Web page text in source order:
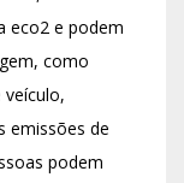
eco2 e podem
como
emissões de
podem